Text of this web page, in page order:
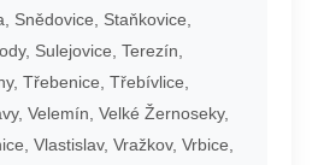
Snědovice, Staňkovice,
Sulejovice, Terezín,
Třebenice, Třebívlice,
Velemín, Velké Žernoseky,
Vlastislav, Vražkov, Vrbice,